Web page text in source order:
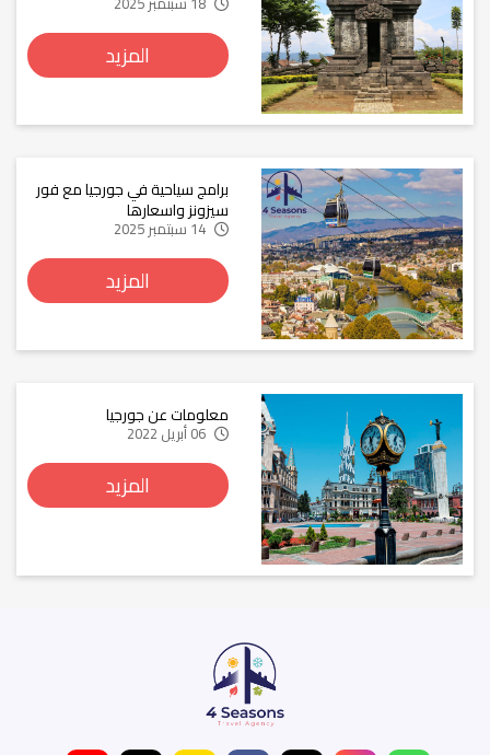
المزيد
برامج سياحية في جورجيا مع فور
سيزونز واسعارها
المزيد
معلومات عن جورجيا
المزيد